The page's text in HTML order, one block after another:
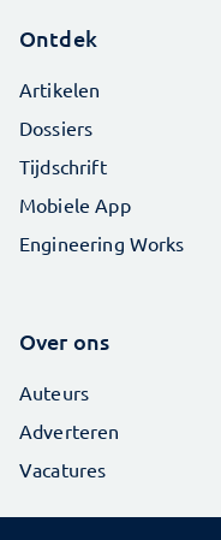
Ontdek
Artikelen
Dossiers
Tijdschrift
Mobiele App
Engineering Works
Over ons
Auteurs
Adverteren
Vacatures